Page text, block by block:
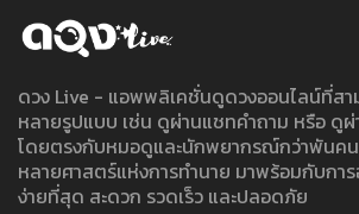
ดวง Live - แอพพลิเคชั่นดูดวงออนไลน์ที่สา
หลายรูปแบบ เช่น ดูผ่านแชทคำถาม หรือ ดู
โดยตรงกับหมอดูและนักพยากรณ์กว่าพันคน
หลายศาสตร์แห่งการทำนาย มาพร้อมกับกา
ง่ายที่สุด สะดวก รวดเร็ว และปลอดภัย